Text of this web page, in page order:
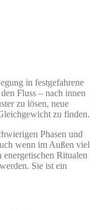
in festgefahrene
Fluss – nach innen
zu lösen, neue
zu finden.
Phasen und
wenn im Außen viel
Ritualen
Sie ist ein